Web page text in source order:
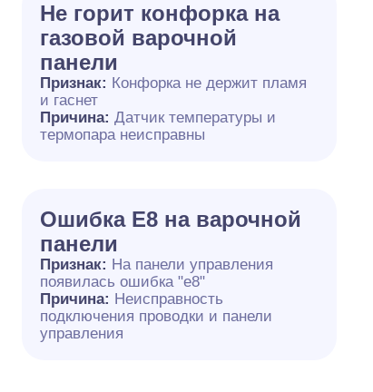
Не горит конфорка на
газовой варочной
панели
Признак: Конфорка не держит пламя
и гаснет
Причина: Датчик температуры и
термопара неисправны
Ошибка E8 на варочной
панели
Признак: На панели управления
появилась ошибка "e8"
Причина: Неисправность
подключения проводки и панели
управления